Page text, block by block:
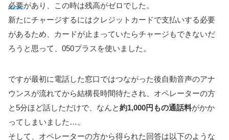
必要があり、この時は残高がゼロでした。
新たにチャージするにはクレジットカードで支払いする必要
があるため、カードが止まっていたらチャージもできないだ
ろうと思って、050プラスを使いました。
ですが最初に電話した窓口ではつながった後自動音声のアナ
ウンスが流れてから結構長時間待たされ、オペレーターの方
と5分ほど話しただけで、なんと約1,000円もの通話料がかか
ってしまいました…。
そして、オペレーターの方から得られた回答は以下のような